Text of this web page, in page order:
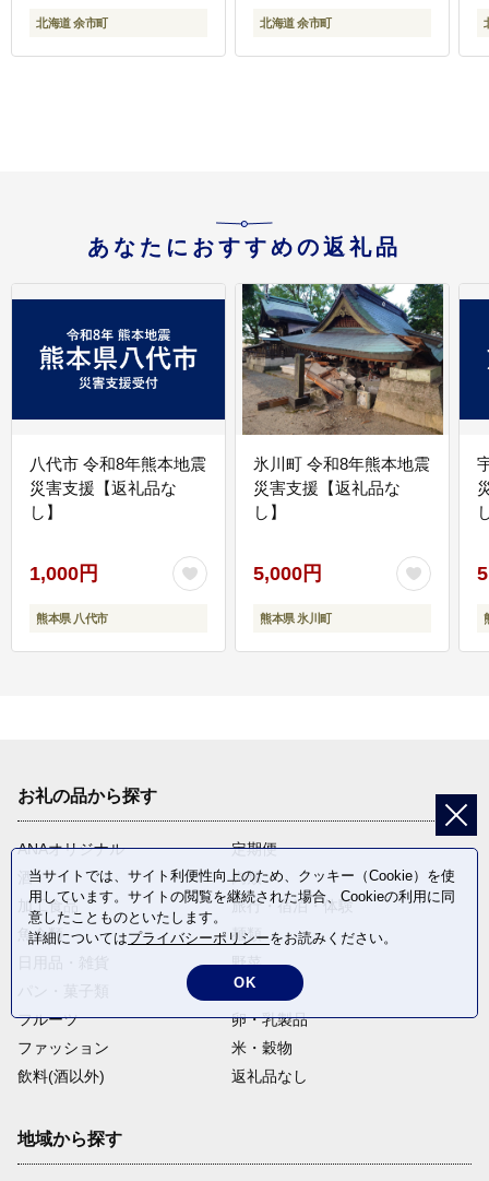
本酒 ウイスキー パスタ
直送 お取り寄せ_Y122-
北海道 余市町 北海道 余市町
あなたにおすすめの返礼品
八代市 令和8年熊本地震
災害支援【返礼品な
し】
1,000円
熊本県 八代市
氷川町 令和8年熊本地震
災害支援【返礼品な
し】
5,000円
熊本県 氷川町
お礼の品から探す
ANAオリジナル
定期便
酒
肉類
加工食品
旅行・宿泊・体験
魚介類
麺類
野菜
電化製品
フルーツ
卵・乳製品
ファッション
米・穀物
飲料(酒以外)
返礼品なし
地域から探す
当サイトでは、サイト利便性向上のため、クッキー（Cookie）を使
用しています。サイトの閲覧を継続された場合、Cookieの利用に同
意したことものといたします。
詳細についてはプライバシーポリシーをお読みください。
OK